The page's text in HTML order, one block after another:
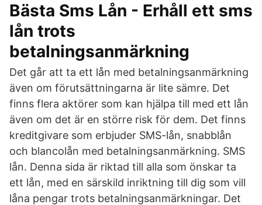
Bästa Sms Lån - Erhåll ett sms
lån trots
betalningsanmärkning
Det går att ta ett lån med betalningsanmärkning
även om förutsättningarna är lite sämre. Det
finns flera aktörer som kan hjälpa till med ett lån
även om det är en större risk för dem. Det finns
kreditgivare som erbjuder SMS-lån, snabblån
och blancolån med betalningsanmärkning. SMS
lån. Denna sida är riktad till alla som önskar ta
ett lån, med en särskild inriktning till dig som vill
låna pengar trots betalningsanmärkningar. Det